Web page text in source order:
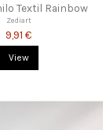
Textil Rainbow
Zediart
9,91 €
View